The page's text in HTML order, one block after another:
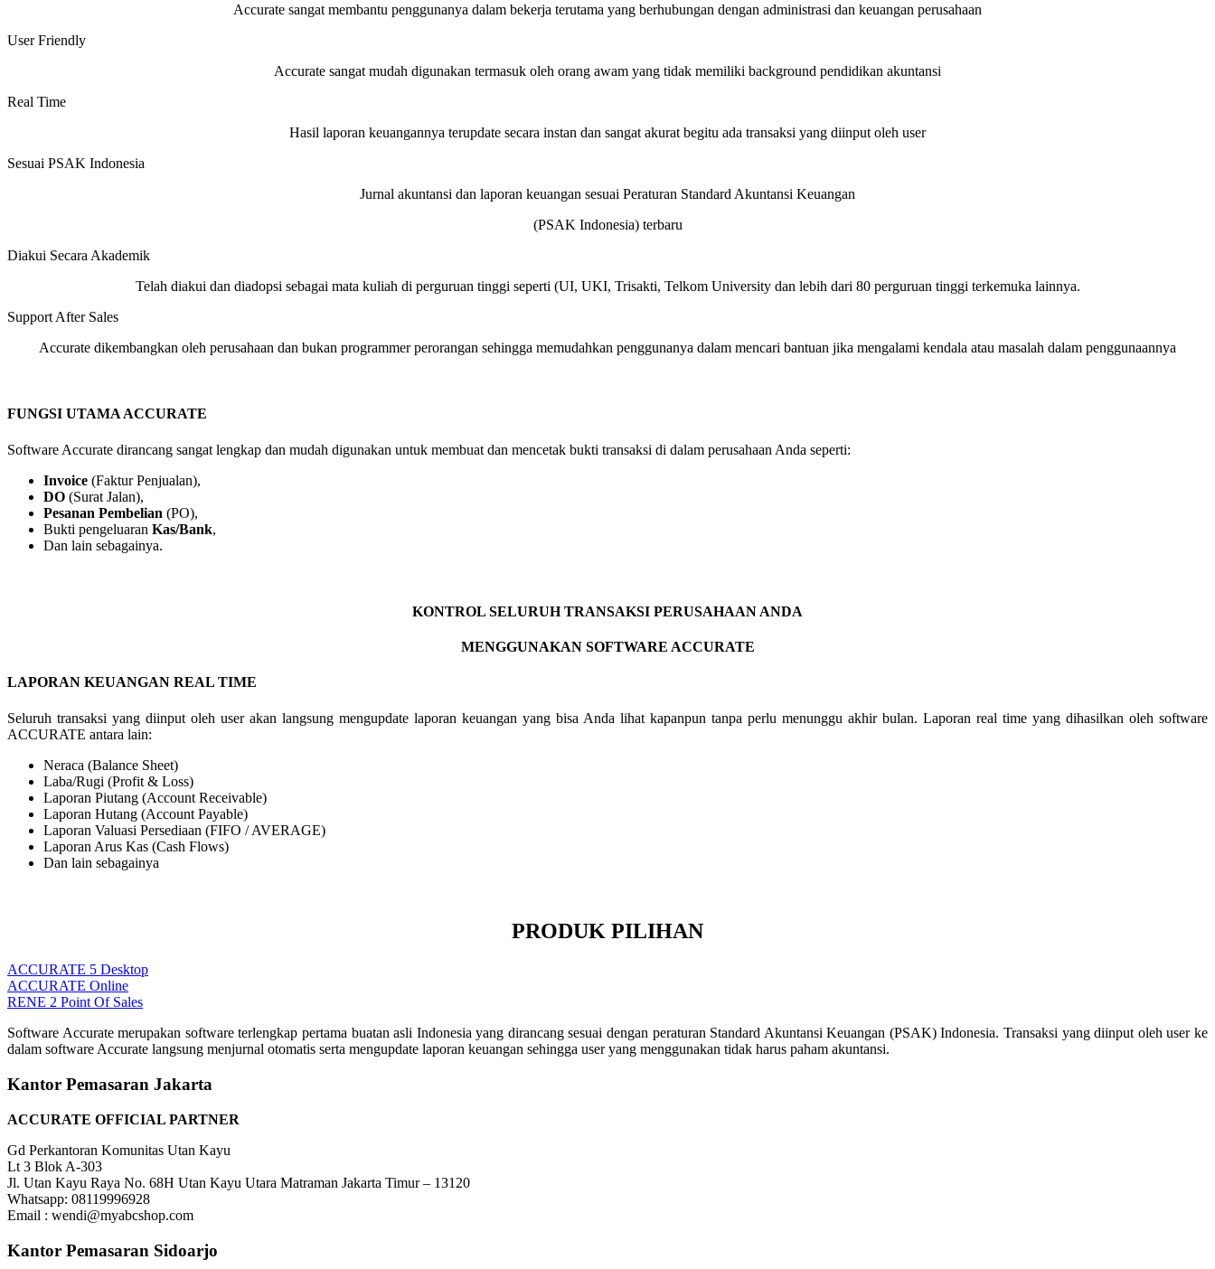
Accurate sangat membantu penggunanya dalam bekerja terutama yang berhubungan dengan administrasi dan keuangan perusahaan
User Friendly
Accurate sangat mudah digunakan termasuk oleh orang awam yang tidak memiliki background pendidikan akuntansi
Real Time
Hasil laporan keuangannya terupdate secara instan dan sangat akurat begitu ada transaksi yang diinput oleh user
Sesuai PSAK Indonesia
Jurnal akuntansi dan laporan keuangan sesuai Peraturan Standard Akuntansi Keuangan
(PSAK Indonesia) terbaru
Diakui Secara Akademik
Telah diakui dan diadopsi sebagai mata kuliah di perguruan tinggi seperti (UI, UKI, Trisakti, Telkom University dan lebih dari 80 perguruan tinggi terkemuka lainnya.
Support After Sales
Accurate dikembangkan oleh perusahaan dan bukan programmer perorangan sehingga memudahkan penggunanya dalam mencari bantuan jika mengalami kendala atau masalah dalam penggunaannya
FUNGSI UTAMA ACCURATE
Software Accurate dirancang sangat lengkap dan mudah digunakan untuk membuat dan mencetak bukti transaksi di dalam perusahaan Anda seperti:
Invoice (Faktur Penjualan),
DO (Surat Jalan),
Pesanan Pembelian (PO),
Bukti pengeluaran Kas/Bank,
Dan lain sebagainya.
KONTROL SELURUH TRANSAKSI PERUSAHAAN ANDA
MENGGUNAKAN SOFTWARE ACCURATE
LAPORAN KEUANGAN REAL TIME
Seluruh transaksi yang diinput oleh user akan langsung mengupdate laporan keuangan yang bisa Anda lihat kapanpun tanpa perlu menunggu akhir bulan. Laporan real time yang dihasilkan oleh software
ACCURATE antara lain:
Neraca (Balance Sheet)
Laba/Rugi (Profit & Loss)
Laporan Piutang (Account Receivable)
Laporan Hutang (Account Payable)
Laporan Valuasi Persediaan (FIFO / AVERAGE)
Laporan Arus Kas (Cash Flows)
Dan lain sebagainya
PRODUK PILIHAN
ACCURATE 5 Desktop
ACCURATE Online
RENE 2 Point Of Sales
Software Accurate merupakan software terlengkap pertama buatan asli Indonesia yang dirancang sesuai dengan peraturan Standard Akuntansi Keuangan (PSAK) Indonesia. Transaksi yang diinput oleh user ke
dalam software Accurate langsung menjurnal otomatis serta mengupdate laporan keuangan sehingga user yang menggunakan tidak harus paham akuntansi.
Kantor Pemasaran Jakarta
ACCURATE OFFICIAL PARTNER
Gd Perkantoran Komunitas Utan Kayu
Lt 3 Blok A-303
Jl. Utan Kayu Raya No. 68H Utan Kayu Utara Matraman Jakarta Timur – 13120
Whatsapp: 08119996928
Email : wendi@myabcshop.com
Kantor Pemasaran Sidoarjo